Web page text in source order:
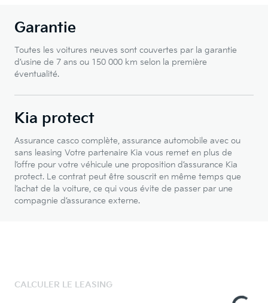
Garantie
Toutes les voitures neuves sont couvertes par la garantie
d’usine de 7 ans ou 150 000 km selon la première
éventualité.
Kia protect
Assurance casco complète, assurance automobile avec ou
sans leasing Votre partenaire Kia vous remet en plus de
l’offre pour votre véhicule une proposition d’assurance Kia
protect. Le contrat peut être souscrit en même temps que
l’achat de la voiture, ce qui vous évite de passer par une
compagnie d’assurance externe.
CALCULER LE LEASING